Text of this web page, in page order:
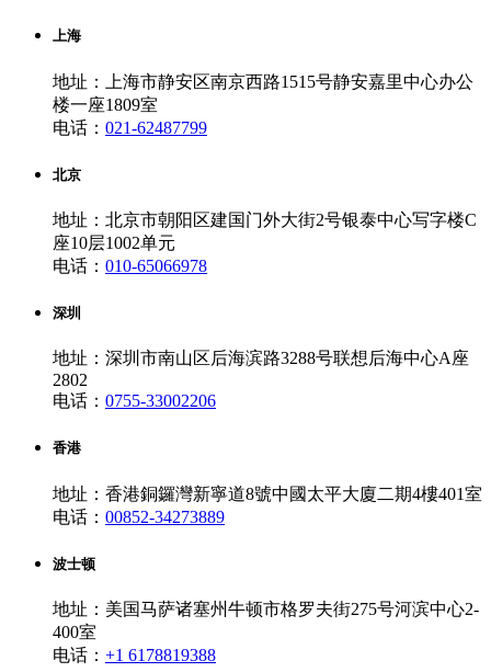
上海
地址：上海市静安区南京西路1515号静安嘉里中心办公
楼一座1809室
电话： 021-62487799
北京
地址：北京市朝阳区建国门外大街2号银泰中心写字楼C
座10层1002单元
电话： 010-65066978
深圳
地址：深圳市南山区后海滨路3288号联想后海中心A座
2802
电话： 0755-33002206
香港
地址：香港銅鑼灣新寧道8號中國太平大廈二期4樓401室
电话： 00852-34273889
波士顿
地址：美国马萨诸塞州牛顿市格罗夫街275号河滨中心2-
400室
电话： +1 6178819388